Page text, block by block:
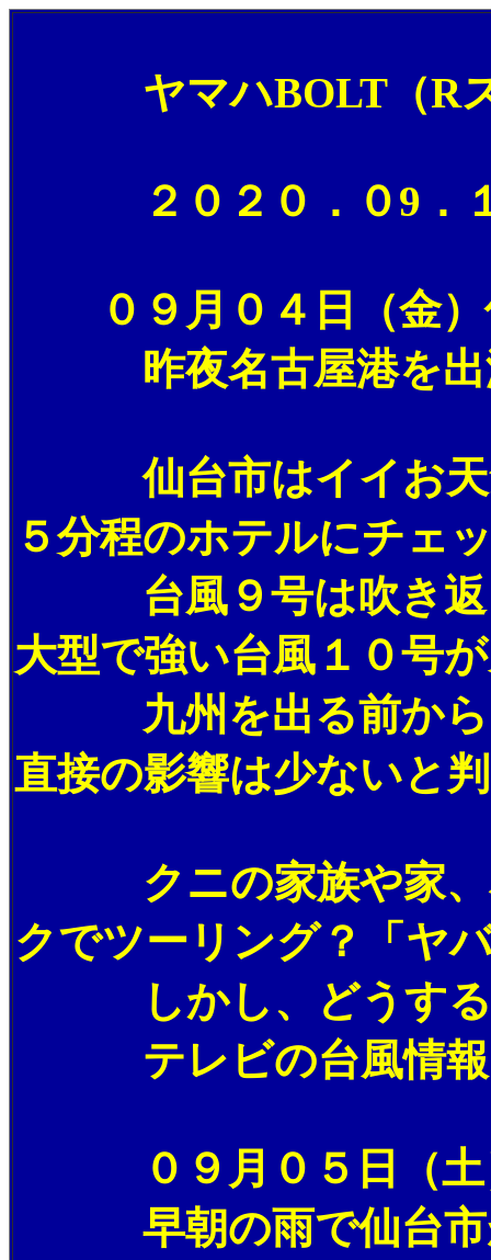
ヤマハBOLT（Rス
２０２０．０9．１
０９月０４日（金）
昨夜名古屋港を出港
仙台市はイイお天気
５分程のホテルにチェ
台風９号は吹き返し
大型で強い台風１０号
九州を出る前から台
直接の影響は少ないと
クニの家族や家、友
クでツーリング？「ヤ
しかし、どうするこ
テレビの台風情報を
０９月０５日（土
早朝の雨で仙台市が